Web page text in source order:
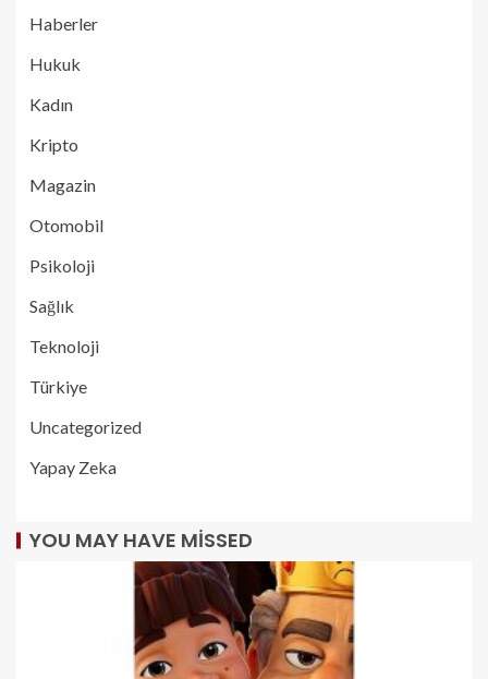
Haberler
Hukuk
Kadın
Kripto
Magazin
Otomobil
Psikoloji
Sağlık
Teknoloji
Türkiye
Uncategorized
Yapay Zeka
YOU MAY HAVE MISSED